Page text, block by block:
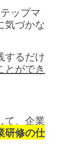
ップマ
気づかな
するだけ
とができ
て、企業
研修の仕